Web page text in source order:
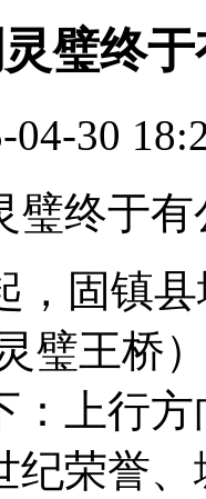
璧终
30
璧终于
，固镇
璧王桥
：上行
纪荣誉